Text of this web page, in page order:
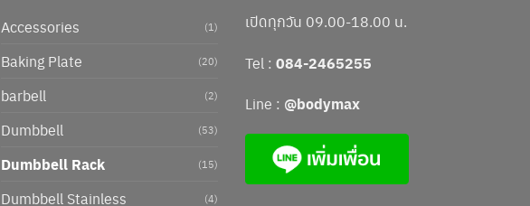
Accessories (1)
Baking Plate (20)
barbell (2)
Dumbbell (53)
Dumbbell Rack (15)
Dumbbell Stainless (4)
เปิดทุกวัน 09.00-18.00 น.
Tel : 084-2465255
Line : @bodymax